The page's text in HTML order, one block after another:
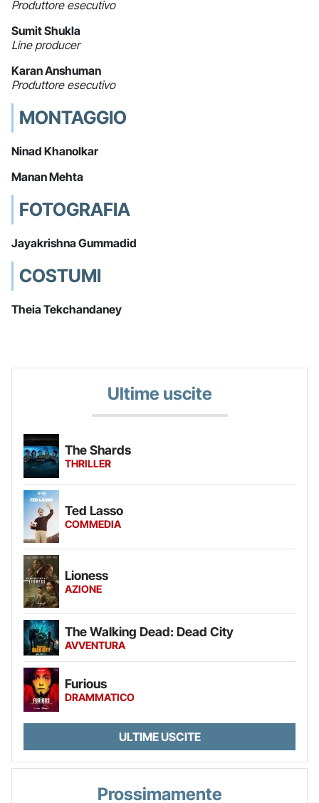
Produttore esecutivo
Sumit Shukla
Line producer
Karan Anshuman
Produttore esecutivo
MONTAGGIO
Ninad Khanolkar
Manan Mehta
FOTOGRAFIA
Jayakrishna Gummadid
COSTUMI
Theia Tekchandaney
Ultime uscite
The Shards
THRILLER
Ted Lasso
COMMEDIA
Lioness
AZIONE
The Walking Dead: Dead City
AVVENTURA
Furious
DRAMMATICO
ULTIME USCITE
Prossimamente